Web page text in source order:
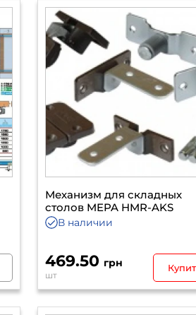
Механизм для складных
столов MEPA HMR-AKS
В наличии
469.50 грн
шт